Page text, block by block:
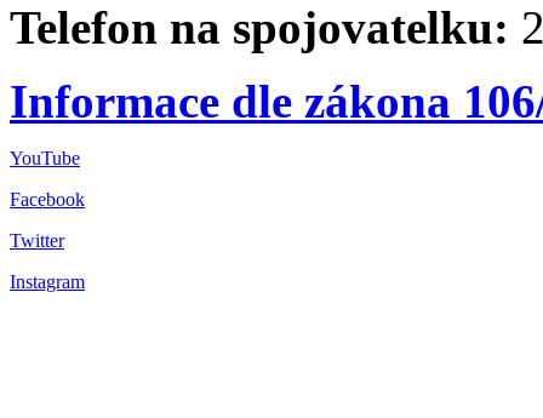
Telefon na spojovatelku:
Informace dle zákona
YouTube
Facebook
Twitter
Instagram